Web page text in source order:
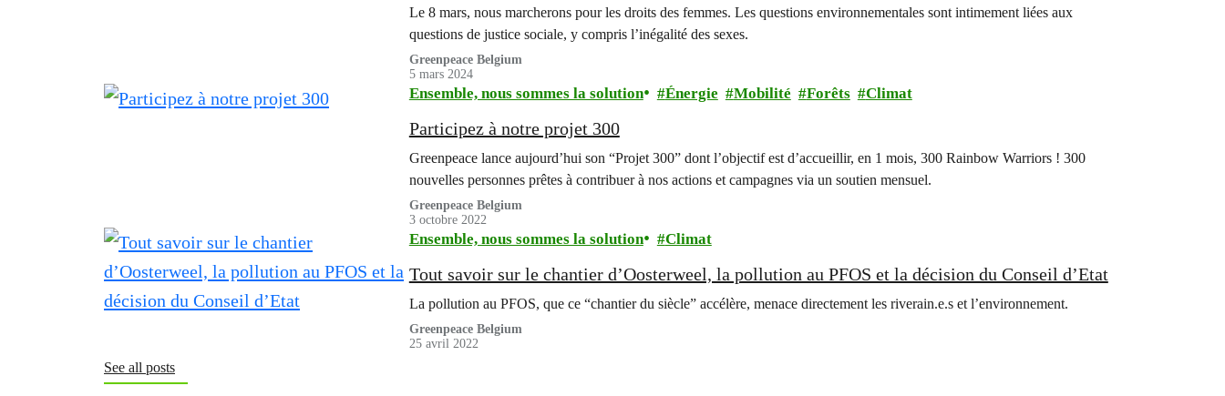
Le 8 mars, nous marcherons pour les droits des femmes. Les questions environnementales sont intimement liées aux
questions de justice sociale, y compris l’inégalité des sexes.
Greenpeace Belgium
5 mars 2024
Ensemble, nous sommes la solution Énergie Mobilité Forêts Climat
Participez à notre projet 300
Greenpeace lance aujourd’hui son “Projet 300” dont l’objectif est d’accueillir, en 1 mois, 300 Rainbow Warriors ! 300
nouvelles personnes prêtes à contribuer à nos actions et campagnes via un soutien mensuel.
Greenpeace Belgium
3 octobre 2022
Ensemble, nous sommes la solution Climat
Tout savoir sur le chantier d’Oosterweel, la pollution au PFOS et la décision du Conseil d’Etat
La pollution au PFOS, que ce “chantier du siècle” accélère, menace directement les riverain.e.s et l’environnement.
Greenpeace Belgium
25 avril 2022
See all posts